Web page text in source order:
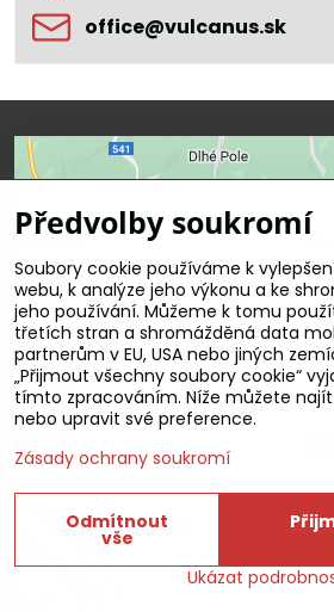
office​@vulcanus​.sk
Externí obsah je
soukromí
Přejete si načíst externí
Povolit a zapamatovat -
druhem cookie:
Předvolby soukromí
Soubory cookie používáme k
webu, k analýze jeho výkonu a ke
jeho používání. Můžeme k tomu
třetích stran a shromážděná data
partnerům v EU, USA nebo jiných
„Přijmout všechny soubory cookie“
tímto zpracováním. Níže můžete
nebo upravit své preference.
Zásady ochrany soukromí
Ukázat
Odmítnout
vše